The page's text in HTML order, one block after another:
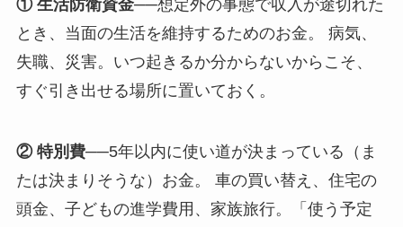
① 生活防衛資金──想定外の事態で収入が途切れた
とき、当面の生活を維持するためのお金。 病気、
失職、災害。いつ起きるか分からないからこそ、
すぐ引き出せる場所に置いておく。
② 特別費──5年以内に使い道が決まっている（ま
たは決まりそうな）お金。 車の買い替え、住宅の
頭金、子どもの進学費用、家族旅行。「使う予定